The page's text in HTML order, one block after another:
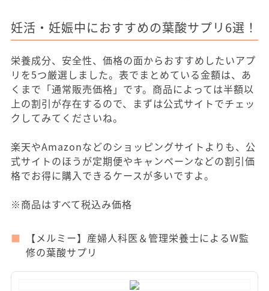
妊活・妊娠中におすすめの葉酸サプリ6選！
栄養成分、安全性、価格の面からおすすめしたいアプ
リを5つ厳選しました。表でまとめている金額は、あ
くまで「通常販売価格」です。商品によっては半額以
上の割引が存在するので、まずは公式サイトでチェッ
クしてみてくださいね。
楽天やAmazonなどのショッピングサイトよりも、公
式サイトのほうが定期便やキャンペーンなどの割引価
格でお得に購入できるケースが多いですよ。
※商品はすべて税込み価格
【メルミー】産婦人科医＆管理栄養士によるW監
修の葉酸サプリ